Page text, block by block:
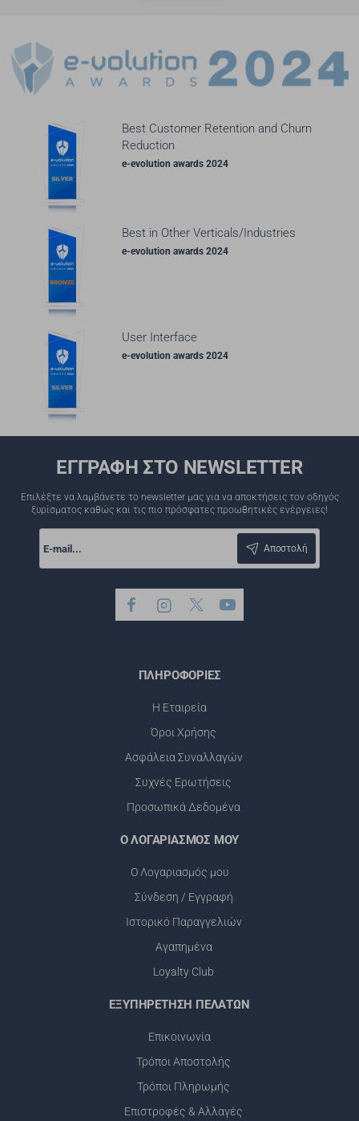
Best Customer Retention and Churn
Reduction
e-evolution awards 2024
Best in Other Verticals/Industries
e-evolution awards 2024
User Interface
e-evolution awards 2024
ΕΓΓΡΑΦΗ ΣΤΟ NEWSLETTER
Επιλέξτε να λαμβάνετε το newsletter μας για να αποκτήσεις τον οδηγός
ξυρίσματος καθώς και τις πιο πρόσφατες προωθητικές ενέργειες!
mail...
Αποστολή
ΠΛΗΡΟΦΟΡΙΕΣ
Η Εταιρεία
Όροι Χρήσης
Ασφάλεια Συναλλαγών
Συχνές Ερωτήσεις
Προσωπικά Δεδομένα
Ο ΛΟΓΑΡΙΑΣΜΟΣ ΜΟΥ
Ο Λογαριασμός μου
Σύνδεση / Εγγραφή
Ιστορικό Παραγγελιών
Αγαπημένα
Loyalty Club
ΕΞΥΠΗΡΕΤΗΣΗ ΠΕΛΑΤΩΝ
Επικοινωνία
Τρόποι Αποστολής
Τρόποι Πληρωμής
Επιστροφές & Αλλαγές